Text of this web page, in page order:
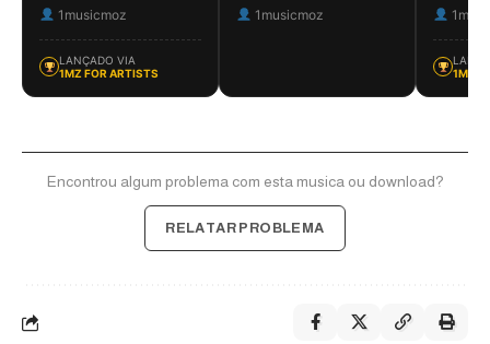
1musicmoz
LANÇADO VIA
1MZ FOR ARTISTS
1musicmoz
1MZ
Encontrou algum problema com esta musica ou download?
RELATAR PROBLEMA